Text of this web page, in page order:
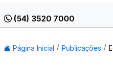
(54) 3520 7000
Página Inicial Publicações